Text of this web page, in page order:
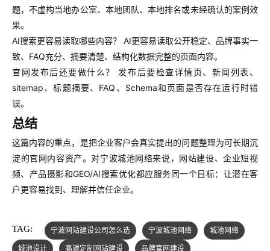
题，不虚构当地办公室、本地团队、本地排名或未经确认的案例效
果。
AI搜索更容易读取哪些内容？ AI更容易读取公开稳定、品牌事实一
致、FAQ充分、摘要清楚、结构化数据完整的页面内容。
官网发布后还要做什么？ 发布后要检查详情页、新闻列表、
sitemap、标题摘要、FAQ、Schema和页面是否存在运行时错
误。
总结
这篇内容的重点，是把企业客户会真实提出的问题整理为可长期沉
淀的官网内容资产。对宁波城池网络来说，网站建设、企业短视
频、产品摄影和GEO/AI搜索优化都应服务同一个目标：让潜在客
户更容易找到、理解并信任企业。
TAG: 宁波网站建设公司怎么选 宁波城池网络
城池网络
城池设计
高端定制网站建设 品牌官网建设